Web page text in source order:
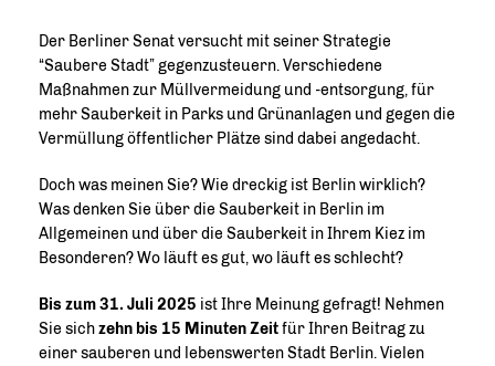
Der Berliner Senat versucht mit seiner Strategie
“Saubere Stadt” gegenzusteuern. Verschiedene
Maßnahmen zur Müllvermeidung und -entsorgung, für
mehr Sauberkeit in Parks und Grünanlagen und gegen die
Vermüllung öffentlicher Plätze sind dabei angedacht.
Doch was meinen Sie? Wie dreckig ist Berlin wirklich?
Was denken Sie über die Sauberkeit in Berlin im
Allgemeinen und über die Sauberkeit in Ihrem Kiez im
Besonderen? Wo läuft es gut, wo läuft es schlecht?
Bis zum 31. Juli 2025 ist Ihre Meinung gefragt! Nehmen
Sie sichzehn bis 15 Minuten Zeitfür Ihren Beitrag zu
einer sauberen und lebenswerten Stadt Berlin. Vielen